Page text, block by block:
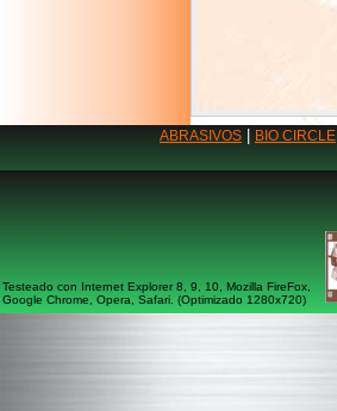
ABRASIVOS BIO CIRCLE
Testeado con Internet Explorer 8, 9, 10, Mozilla FireFox,
Google Chrome, Opera, Safari. (Optimizado 1280x720)